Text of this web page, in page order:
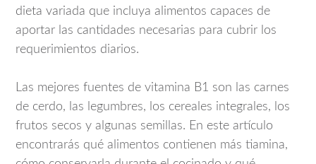
dieta variada que incluya alimentos capaces de
aportar las cantidades necesarias para cubrir los
requerimientos diarios.
Las mejores fuentes de vitamina B1 son las carnes
de cerdo, las legumbres, los cereales integrales, los
frutos secos y algunas semillas. En este artículo
encontrarás qué alimentos contienen más tiamina,